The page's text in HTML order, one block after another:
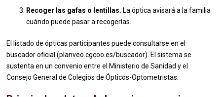
Recoger las gafas o lentillas. La óptica avisará a la familia
cuándo puede pasar a recogerlas.
El listado de ópticas participantes puede consultarse en el
buscador oficial (planveo.cgcoo.es/buscador). El sistema se
sustenta en un convenio entre el Ministerio de Sanidad y el
Consejo General de Colegios de Ópticos-Optometristas.